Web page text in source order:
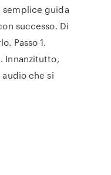
semplice guida
successo. Di
Passo 1.
Innanzitutto,
che si